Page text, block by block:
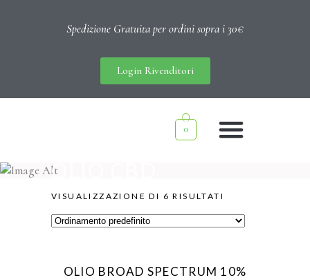
Spedizione Gratuita per ordini sopra i 30€
Login Rivenditori
0
OLIO CBD
VISUALIZZAZIONE DI 6 RISULTATI
Sold
OLIO BROAD SPECTRUM 10%